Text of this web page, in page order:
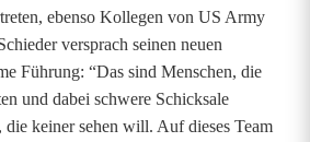
ebenso Kollegen von US Army
versprach seinen neuen
Führung: “Das sind Menschen, die
und dabei schwere Schicksale
die keiner sehen will. Auf dieses Team